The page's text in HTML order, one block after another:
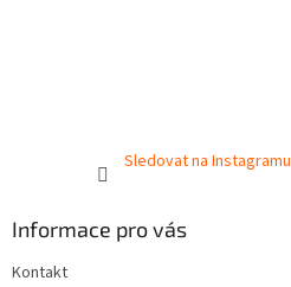
Sledovat na Instagramu
Informace pro vás
Kontakt